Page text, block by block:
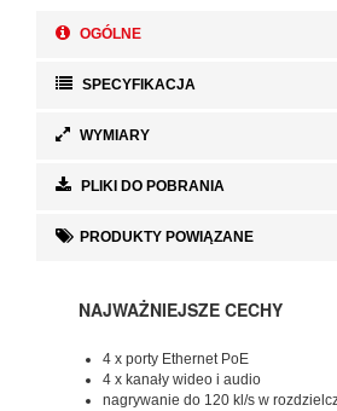
OGÓLNE
SPECYFIKACJA
WYMIARY
PLIKI DO POBRANIA
PRODUKTY POWIĄZANE
NAJWAŻNIEJSZE CECHY
4 x porty Ethernet PoE
4 x kanały wideo i audio
nagrywanie do 120 kl/s w